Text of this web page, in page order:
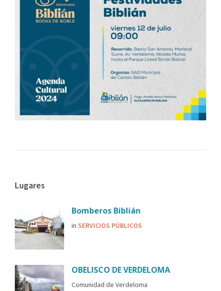
Lugares
Bomberos Biblián
in SERVICIOS PÚBLICOS
OBELISCO DE VERDELOMA
Comunidad de Verdeloma